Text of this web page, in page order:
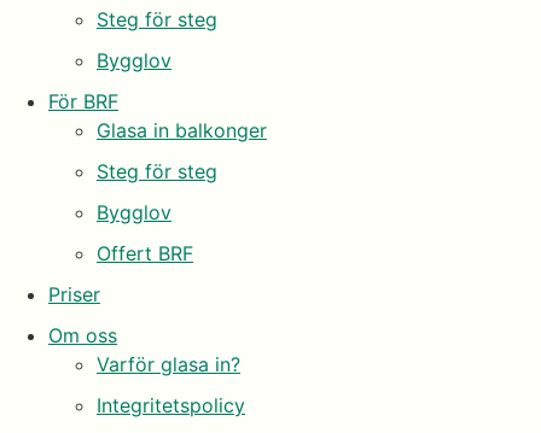
Steg för steg
Bygglov
För BRF
Glasa in balkonger
Steg för steg
Bygglov
Offert BRF
Priser
Om oss
Varför glasa in?
Integritetspolicy